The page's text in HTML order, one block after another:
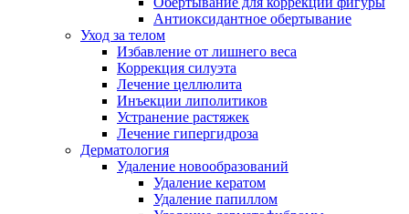
Антиоксидантное обертывание
Уход за телом
Избавление от лишнего веса
Коррекция силуэта
Лечение целлюлита
Инъекции липолитиков
Устранение растяжек
Лечение гипергидроза
Дерматология
Удаление новообразований
Удаление кератом
Удаление папиллом